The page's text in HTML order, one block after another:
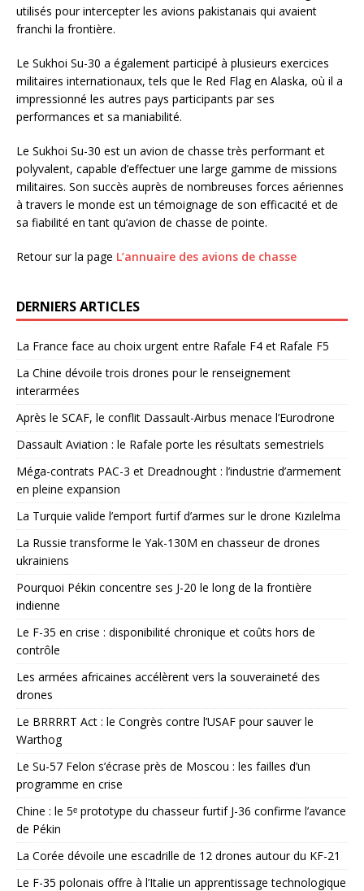
utilisés pour intercepter les avions pakistanais qui avaient
franchi la frontière.
Le Sukhoi Su-30 a également participé à plusieurs exercices
militaires internationaux, tels que le Red Flag en Alaska, où il a
impressionné les autres pays participants par ses
performances et sa maniabilité.
Le Sukhoi Su-30 est un avion de chasse très performant et
polyvalent, capable d’effectuer une large gamme de missions
militaires. Son succès auprès de nombreuses forces aériennes
à travers le monde est un témoignage de son efficacité et de
sa fiabilité en tant qu’avion de chasse de pointe.
Retour sur la page L’annuaire des avions de chasse
DERNIERS ARTICLES
La France face au choix urgent entre Rafale F4 et Rafale F5
La Chine dévoile trois drones pour le renseignement
interarmées
Après le SCAF, le conflit Dassault-Airbus menace l’Eurodrone
Dassault Aviation : le Rafale porte les résultats semestriels
Méga-contrats PAC-3 et Dreadnought : l’industrie d’armement
en pleine expansion
La Turquie valide l’emport furtif d’armes sur le drone Kızılelma
La Russie transforme le Yak-130M en chasseur de drones
ukrainiens
Pourquoi Pékin concentre ses J-20 le long de la frontière
indienne
Le F-35 en crise : disponibilité chronique et coûts hors de
contrôle
Les armées africaines accélèrent vers la souveraineté des
drones
Le BRRRRT Act : le Congrès contre l’USAF pour sauver le
Warthog
Le Su-57 Felon s’écrase près de Moscou : les failles d’un
programme en crise
Chine : le 5ᵉ prototype du chasseur furtif J-36 confirme l’avance
de Pékin
La Corée dévoile une escadrille de 12 drones autour du KF-21
Le F-35 polonais offre à l’Italie un apprentissage technologique